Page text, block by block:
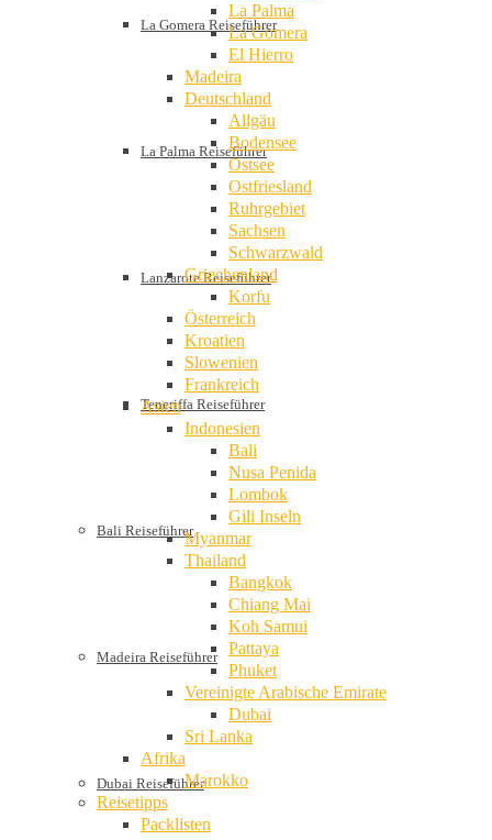
La Gomera Reiseführer
La Palma Reiseführer
Lanzarote Reiseführer
Teneriffa Reiseführer
Bali Reiseführer
Madeira Reiseführer
Dubai Reiseführer
La Palma
La Gomera
El Hierro
Madeira
Deutschland
Allgäu
Bodensee
Ostsee
Ostfriesland
Ruhrgebiet
Sachsen
Schwarzwald
Griechenland
Korfu
Österreich
Kroatien
Slowenien
Frankreich
Asien
Indonesien
Bali
Nusa Penida
Lombok
Gili Inseln
Myanmar
Thailand
Bangkok
Chiang Mai
Koh Samui
Pattaya
Phuket
Vereinigte Arabische Emirate
Dubai
Sri Lanka
Afrika
Marokko
Reisetipps
Packlisten